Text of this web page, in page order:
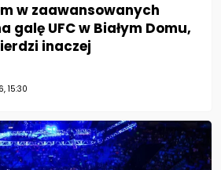
w zaawansowanych
galę UFC w Białym Domu,
inaczej
15:30